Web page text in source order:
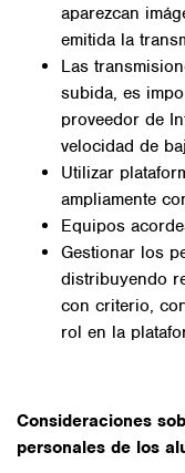
aparezcan
emitida la
Las
subida, es
proveedor de
velocidad de
Utilizar
ampliamente
Equipos
Gestionar los
distribuyendo
con criterio,
rol en la
Consideraciones
personales de los